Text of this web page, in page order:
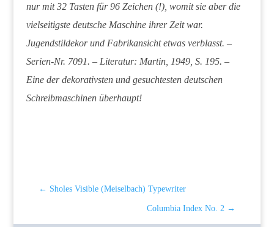
nur mit 32 Tasten für 96 Zeichen (!), womit sie aber die
vielseitigste deutsche Maschine ihrer Zeit war.
Jugendstildekor und Fabrikansicht etwas verblasst. –
Serien-Nr. 7091. – Literatur: Martin, 1949, S. 195. –
Eine der dekorativsten und gesuchtesten deutschen
Schreibmaschinen überhaupt!
← Sholes Visible (Meiselbach) Typewriter
Columbia Index No. 2 →